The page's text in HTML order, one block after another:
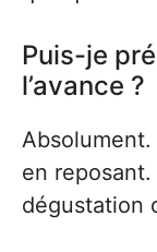
Puis-je
l’avance ?
en
dégustation